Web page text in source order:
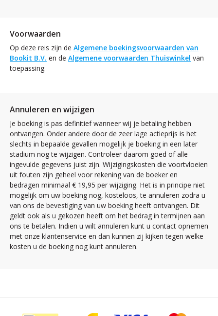
Voorwaarden
Op deze reis zijn de Algemene boekingsvoorwaarden van
Bookit B.V. en de Algemene voorwaarden Thuiswinkel van
toepassing.
Annuleren en wijzigen
Je boeking is pas definitief wanneer wij je betaling hebben
ontvangen. Onder andere door de zeer lage actieprijs is het
slechts in bepaalde gevallen mogelijk je boeking in een later
stadium nog te wijzigen. Controleer daarom goed of alle
ingevulde gegevens juist zijn. Wijzigingskosten die voortvloeien
uit fouten zijn geheel voor rekening van de boeker en
bedragen minimaal € 19,95 per wijziging. Het is in principe niet
mogelijk om uw boeking nog, kosteloos, te annuleren zodra u
van ons de bevestiging van uw boeking heeft ontvangen. Dit
geldt ook als u gekozen heeft om het bedrag in termijnen aan
ons te betalen. Indien u wilt annuleren kunt u contact opnemen
met onze klantenservice en dan kunnen zij kijken tegen welke
kosten u de boeking nog kunt annuleren.